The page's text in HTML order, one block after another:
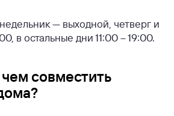
— выходной, четверг и
в остальные дни 11:00 – 19:00.
совместить